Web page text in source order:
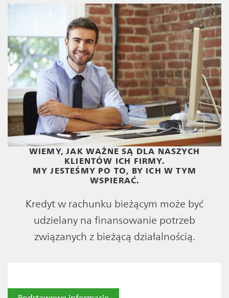
WIEMY, JAK WAŻNE SĄ DLA NASZYCH
KLIENTÓW ICH FIRMY.
MY JESTEŚMY PO TO, BY ICH W TYM
WSPIERAĆ.
Kredyt w rachunku bieżącym może być
udzielany na finansowanie potrzeb
związanych z bieżącą działalnością.